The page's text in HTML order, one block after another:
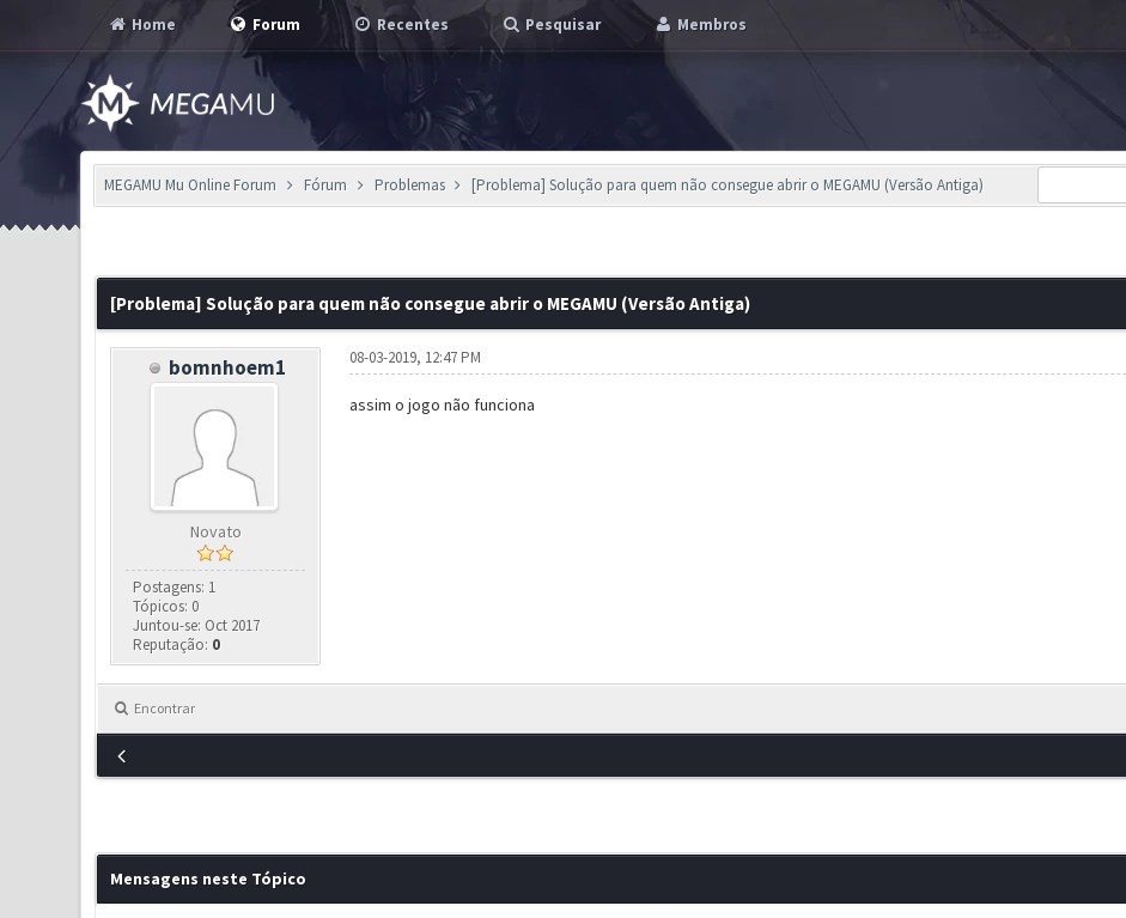
Home Forum Recentes Pesquisar Membros
MEGAMU Mu Online Forum Fórum Problemas [Problema] Solução para quem não consegue abrir o MEGAMU (Versão Antiga)
[Problema] Solução para quem não consegue abrir o MEGAMU (Versão Antiga)
bomnhoem1
Novato
Postagens: 1
Tópicos: 0
Juntou-se: Oct 2017
Reputação: 0
08-03-2019, 12:47 PM
assim o jogo não funciona
Encontrar
Mensagens neste Tópico